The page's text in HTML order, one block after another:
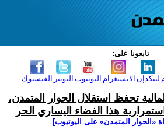
تابعونا على:
الفيسبوك التويتر اليوتيوب الانستغرام لينكدإن
تحفظ استقلال الحوار المتمدن،
هذا الفضاء اليساري الحر
‫«الحوار المتمدن» على اليوتيوب]